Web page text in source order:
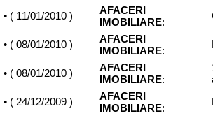
• ( 11/01/2010)
AFACERI
IMOBILIARE:
• ( 08/01/2010)
AFACERI
IMOBILIARE:
• ( 08/01/2010)
AFACERI
IMOBILIARE:
• ( 24/12/2009)
AFACERI
IMOBILIARE: